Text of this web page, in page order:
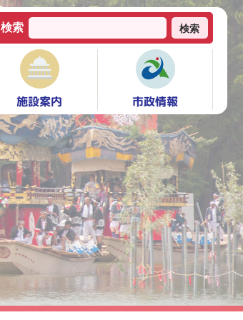
検索 検索
施設案内 市政情報